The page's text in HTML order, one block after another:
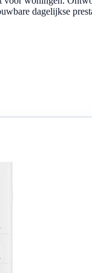
dagelijkse